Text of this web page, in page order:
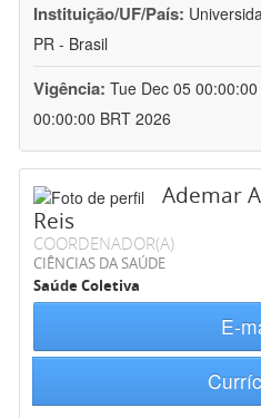
Instituição/UF/País:
PR - Brasil
Vigência: Tue Dec 05
00:00:00 BRT 2026
Ademar
Reis
COORDENADOR(A)
CIÊNCIAS DA SAÚDE
Saúde Coletiva
E-